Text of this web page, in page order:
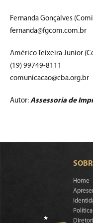
Fernanda Gonçalves
fernanda@fgcom.com.br
Américo Teixeira Junior
(19) 99749-8111
comunicacao@cba.org.br
Autor: Assessoria de
Home